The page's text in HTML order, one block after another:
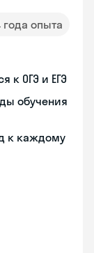
года опыта
к ОГЭ и ЕГЭ
обучения
к каждому